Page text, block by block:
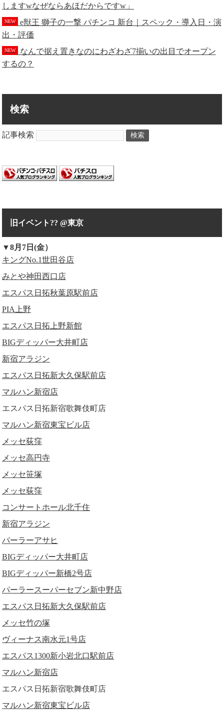
しますwなぜならあほだからですw」
NEW
e獣王 獅子の一撃 パチンコ 新台｜スペック・導入日・演
出・評価
NEW
なんで据え置きなのにわざわざ7揃いの出目でオープン
するの？
検索
記事検索 検索
旧イベント?? @東京
▼8月7日(金）
キングNo.1世田谷店
みとや神田西口店
エスパス日拓秋葉原駅前店
PIA上野
エスパス日拓上野新館
BIGディッパー大井町店
新宿アラジン
エスパス日拓新大久保駅前店
マルハン新宿店
エスパス日拓新宿歌舞伎町店
マルハン新宿東宝ビル店
メッセ荻窪
メッセ高円寺
メッセ笹塚
メッセ荻窪
コンサートホール北千住
新宿アラジン
パーラーアサヒ
BIGディッパー大井町店
BIGディッパー新橋2号店
パーラースーパーセブン新中野店
エスパス日拓新大久保駅前店
メッセ竹の塚
ヴィーナス南水元1号店
エスパス1300新小岩北口駅前店
マルハン新宿店
エスパス日拓新宿歌舞伎町店
マルハン新宿東宝ビル店